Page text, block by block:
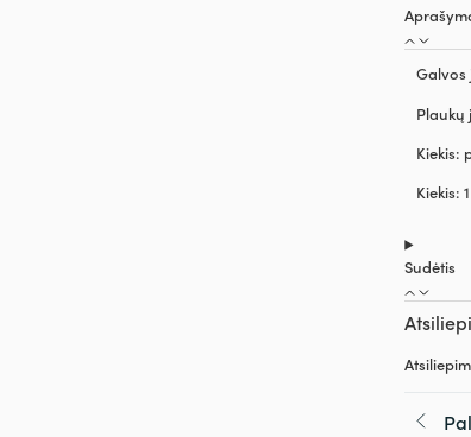
Galvos
Plaukų
Kiekis:
Kiekis:
Sudėtis